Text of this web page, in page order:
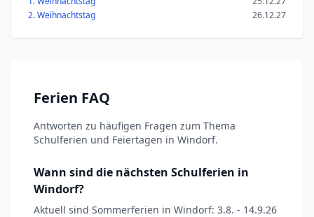
2. Weihnachtstag
26.12.27
Ferien FAQ
Antworten zu häufigen Fragen zum Thema
Schulferien und Feiertagen in Windorf.
Wann sind die nächsten Schulferien in
Windorf?
Aktuell sind Sommerferien in Windorf: 3.8. - 14.9.26